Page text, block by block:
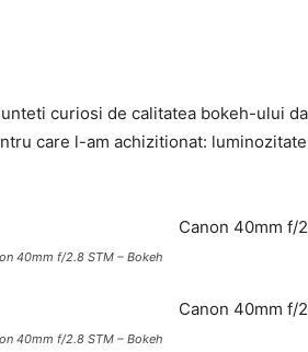
curiosi de calitatea bokeh-ului
care l-am achizitionat:
40mm f/2.8 STM – Bokeh
40mm f/2.8 STM – Bokeh